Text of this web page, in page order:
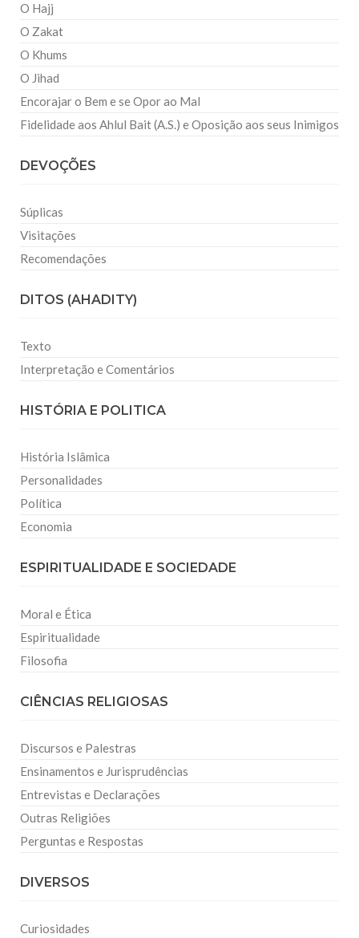
O Hajj
O Zakat
O Khums
O Jihad
Encorajar o Bem e se Opor ao Mal
Fidelidade aos Ahlul Bait (A.S.) e Oposição aos seus Inimigos
DEVOÇÕES
Súplicas
Visitações
Recomendações
DITOS (AHADITY)
Texto
Interpretação e Comentários
HISTÓRIA E POLITICA
História Islâmica
Personalidades
Política
Economia
ESPIRITUALIDADE E SOCIEDADE
Moral e Ética
Espiritualidade
Filosofia
CIÊNCIAS RELIGIOSAS
Discursos e Palestras
Ensinamentos e Jurisprudências
Entrevistas e Declarações
Outras Religiões
Perguntas e Respostas
DIVERSOS
Curiosidades